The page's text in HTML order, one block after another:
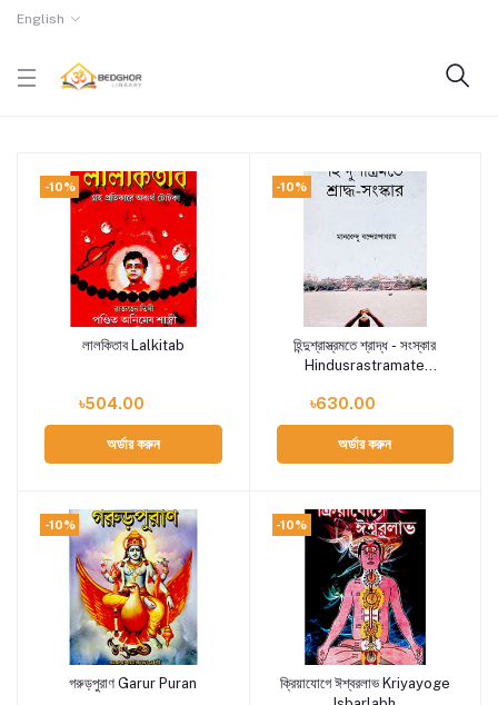
English
-10%
Add to cart
লালকিতাব Lalkitab
৳504.00
অর্ডার করুন
-10%
Add to cart
হিন্দুশ্রাস্ত্রমতে শ্রাদ্ধ - সংস্কার
Hindusrastramate
৳630.00
অর্ডার করুন
-10%
Add to cart
গরুড়পুরাণ Garur Puran
-10%
Add to cart
ক্রিয়াযোগে ঈশ্বরলাভ Kriyayoge